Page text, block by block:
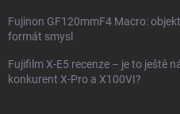
Fujinon GF120mmF4 Macro:
formát smysl
Fujifilm X-E5 recenze – je to ještě
konkurent X-Pro a X100VI?